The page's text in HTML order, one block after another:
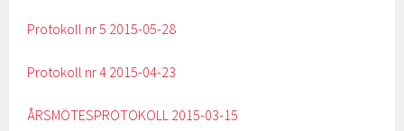
Protokoll nr 5 2015-05-28
Protokoll nr 4 2015-04-23
ÅRSMÖTESPROTOKOLL 2015-03-15